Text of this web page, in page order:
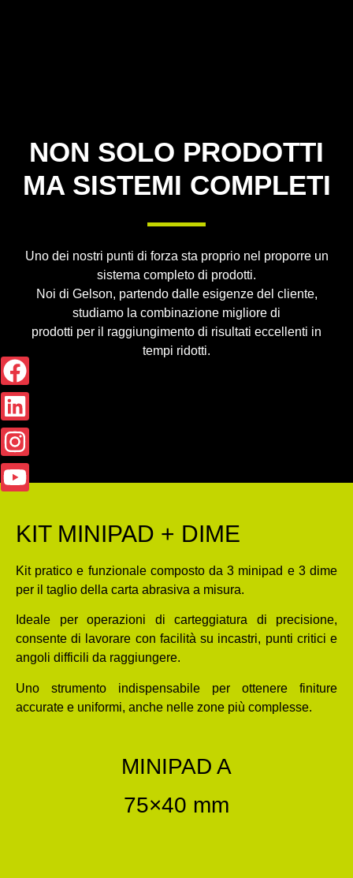
NON SOLO PRODOTTI
MA SISTEMI COMPLETI
Uno dei nostri punti di forza sta proprio nel proporre un
sistema completo di prodotti.
Noi di Gelson, partendo dalle esigenze del cliente,
studiamo la combinazione migliore di
prodotti per il raggiungimento di risultati eccellenti in
tempi ridotti.
KIT MINIPAD + DIME
Kit pratico e funzionale composto da 3 minipad e 3 dime
per il taglio della carta abrasiva a misura.
Ideale per operazioni di carteggiatura di precisione,
consente di lavorare con facilità su incastri, punti critici e
angoli difficili da raggiungere.
Uno strumento indispensabile per ottenere finiture
accurate e uniformi, anche nelle zone più complesse.
MINIPAD A
75×40 mm